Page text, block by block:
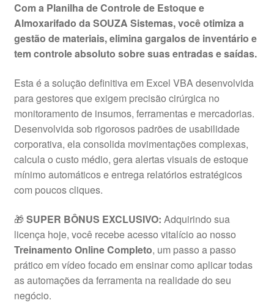
original
era:
R$69,99.
atual
é:
R$39,99.
Com a Planilha de Controle de Estoque e
Almoxarifado da SOUZA Sistemas, você otimiza a
gestão de materiais, elimina gargalos de inventário e
tem controle absoluto sobre suas entradas e saídas.
Esta é a solução definitiva em Excel VBA desenvolvida
para gestores que exigem precisão cirúrgica no
monitoramento de insumos, ferramentas e mercadorias.
Desenvolvida sob rigorosos padrões de usabilidade
corporativa, ela consolida movimentações complexas,
calcula o custo médio, gera alertas visuais de estoque
mínimo automáticos e entrega relatórios estratégicos
com poucos cliques.
🎁 SUPER BÔNUS EXCLUSIVO: Adquirindo sua
licença hoje, você recebe acesso vitalício ao nosso
Treinamento Online Completo, um passo a passo
prático em vídeo focado em ensinar como aplicar todas
as automações da ferramenta na realidade do seu
negócio.